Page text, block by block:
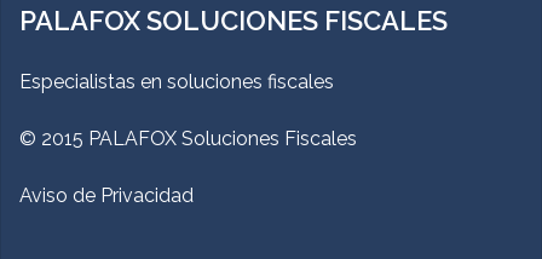
PALAFOX SOLUCIONES FISCALES
Especialistas en soluciones fiscales
© 2015 PALAFOX Soluciones Fiscales
Aviso de Privacidad